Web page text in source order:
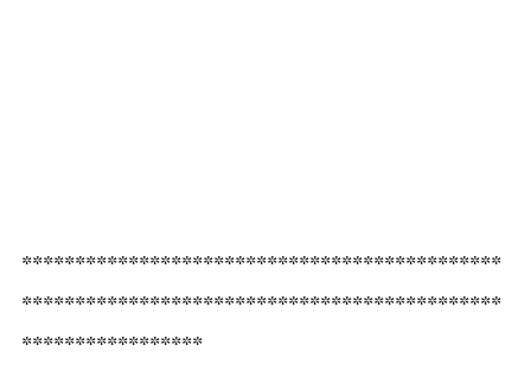
*********************************************
*********************************************
*****************